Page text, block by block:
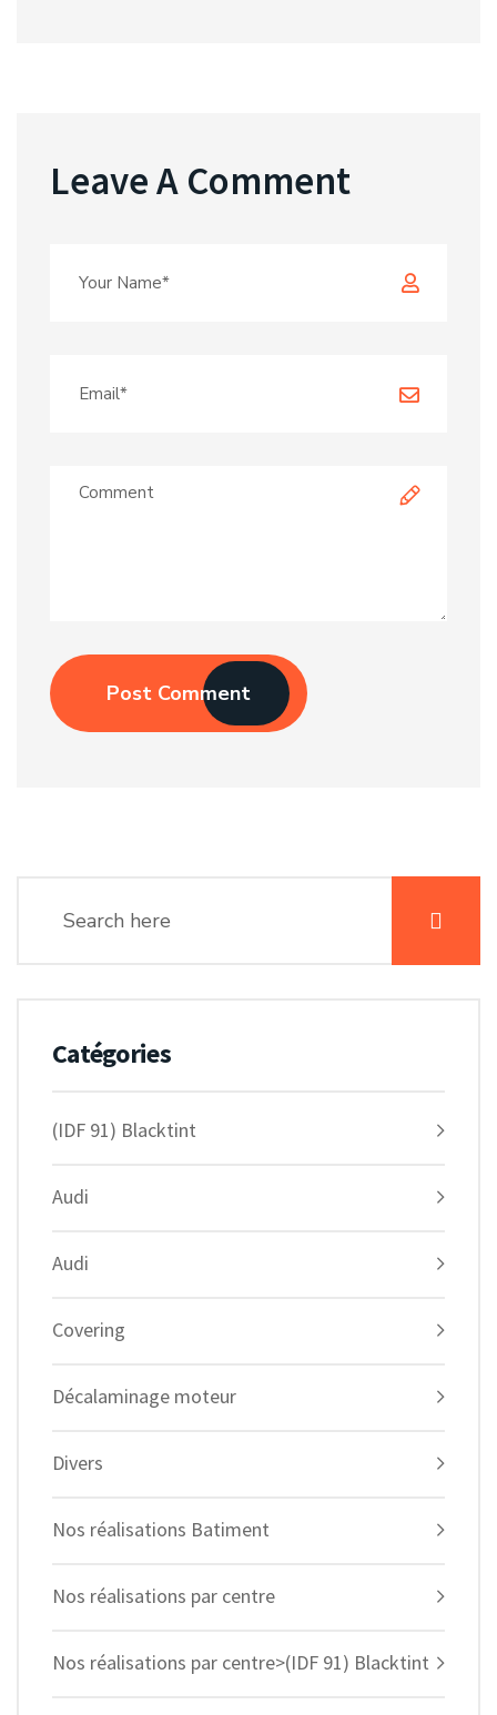
Leave A Comment
Post Comment
Catégories
(IDF 91) Blacktint
Audi
Audi
Covering
Décalaminage moteur
Divers
Nos réalisations Batiment
Nos réalisations par centre
Nos réalisations par centre>(IDF 91) Blacktint